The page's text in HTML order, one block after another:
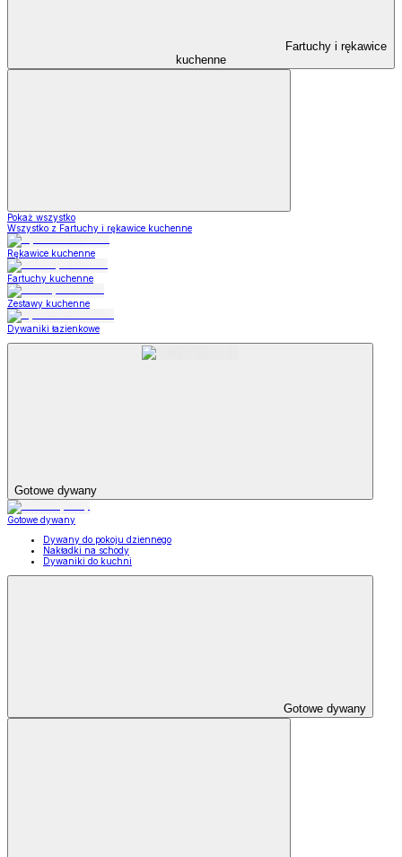
Fartuchy i rękawice
kuchenne
Pokaż wszystko
Wszystko z Fartuchy i rękawice kuchenne
Rękawice kuchenne
Fartuchy kuchenne
Zestawy kuchenne
Dywaniki łazienkowe
Gotowe dywany
Gotowe dywany
Dywany do pokoju dziennego
Nakładki na schody
Dywaniki do kuchni
Gotowe dywany